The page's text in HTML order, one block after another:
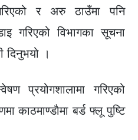
र अरु ठाउँमा पनि
गरिएको विभागका सूचना
दिनुभयो ।
प्रयोगशालामा गरिएको
काठमाण्डाैमा बर्ड फ्लू पुष्टि